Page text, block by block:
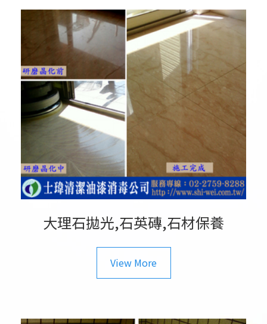
大理石拋光,石英磚,石材保養
View More